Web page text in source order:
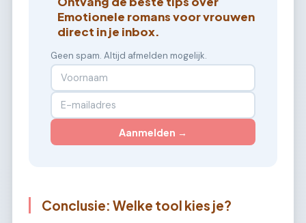
Emotionele romans voor vrouwen
direct in je inbox.
Geen spam. Altijd afmelden mogelijk.
Aanmelden →
Conclusie: Welke tool kies je?